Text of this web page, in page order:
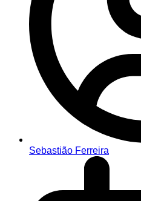
Sebastião Ferreira